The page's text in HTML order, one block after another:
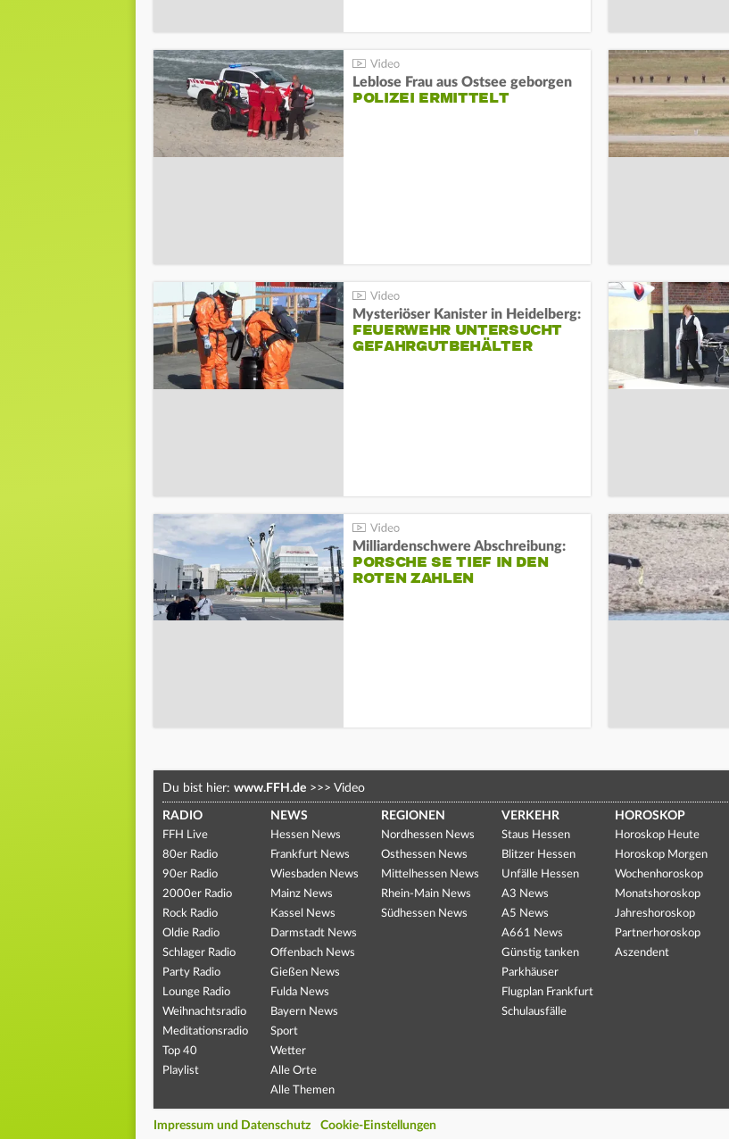
Leblose Frau aus Ostsee geborgen
POLIZEI ERMITTELT
Mysteriöser Kanister in Heidelberg:
FEUERWEHR UNTERSUCHT
GEFAHRGUTBEHÄLTER
Milliardenschwere Abschreibung:
PORSCHE SE TIEF IN DEN
ROTEN ZAHLEN
Du bist hier: www.FFH.de >>> Video
RADIO
FFH Live
80er Radio
90er Radio
2000er Radio
Rock Radio
Oldie Radio
Schlager Radio
Party Radio
Lounge Radio
Weihnachtsradio
Meditationsradio
Top 40
Playlist
NEWS
Hessen News
Frankfurt News
Wiesbaden News
Mainz News
Kassel News
Darmstadt News
Offenbach News
Gießen News
Fulda News
Bayern News
Sport
Wetter
Alle Orte
Alle Themen
REGIONEN
Nordhessen News
Osthessen News
Mittelhessen News
Rhein-Main News
Südhessen News
VERKEHR
Staus Hessen
Blitzer Hessen
Unfälle Hessen
A3 News
A5 News
A661 News
Günstig tanken
Parkhäuser
Flugplan Frankfurt
Schulausfälle
HOROSKOP
Horoskop Heute
Horoskop Morgen
Wochenhoroskop
Monatshoroskop
Jahreshoroskop
Partnerhoroskop
Aszendent
Impressum und Datenschutz Cookie-Einstellungen